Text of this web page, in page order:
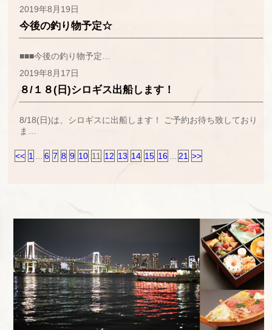
2019年8月19日
今後の釣り物予定☆
■■■今後の釣り物予定…
2019年8月17日
８/１８(日)シロギス出船します！
8/18(日)は、シロギスに出船します！ ご予約お待ち致しており
ま…
<< 1 6 7 8 9 10 11 12 13 14 15 16 21 >>